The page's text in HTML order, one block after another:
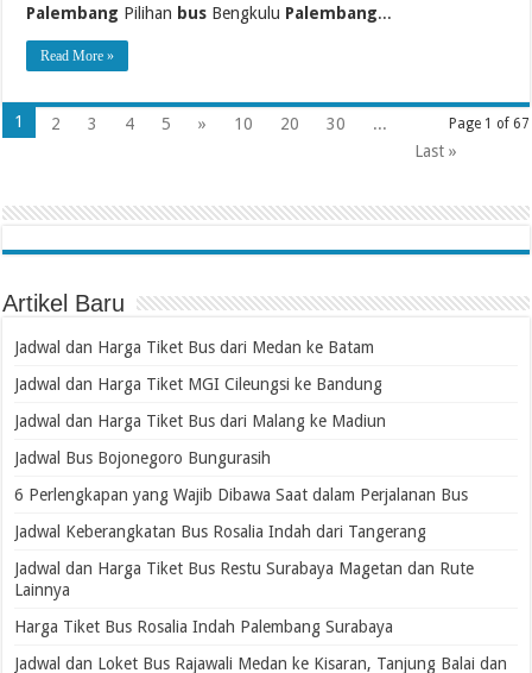
Palembang Pilihan bus Bengkulu Palembang...
Read More »
Page 1 of 67
1 2 3 4 5 » 10 20 30
...
Last »
Artikel Baru
Jadwal dan Harga Tiket Bus dari Medan ke Batam
Jadwal dan Harga Tiket MGI Cileungsi ke Bandung
Jadwal dan Harga Tiket Bus dari Malang ke Madiun
Jadwal Bus Bojonegoro Bungurasih
6 Perlengkapan yang Wajib Dibawa Saat dalam Perjalanan Bus
Jadwal Keberangkatan Bus Rosalia Indah dari Tangerang
Jadwal dan Harga Tiket Bus Restu Surabaya Magetan dan Rute
Lainnya
Harga Tiket Bus Rosalia Indah Palembang Surabaya
Jadwal dan Loket Bus Rajawali Medan ke Kisaran, Tanjung Balai dan